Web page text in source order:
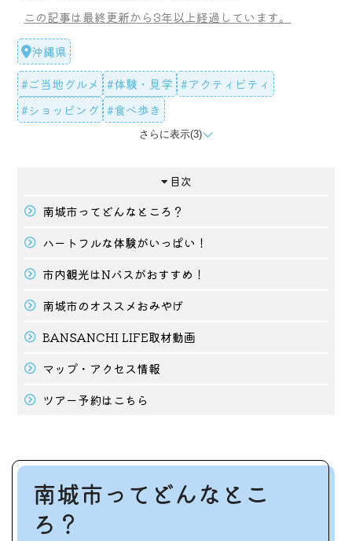
この記事は最終更新から3年以上経過しています。
沖縄県
#ご当地グルメ
#体験・見学 #アクティビティ
#ショッピング #食べ歩き
#タイアップ記事
さらに表示(3)
目次
南城市ってどんなところ？
ハートフルな体験がいっぱい！
市内観光はNバスがおすすめ！
南城市のオススメおみやげ
BANSANCHI LIFE取材動画
マップ・アクセス情報
ツアー予約はこちら
南城市ってどんなとこ
ろ？